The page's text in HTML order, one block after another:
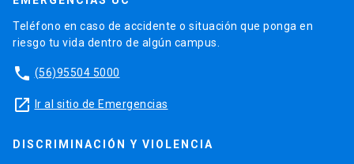
Teléfono en caso de accidente o situación que ponga en
riesgo tu vida dentro de algún campus.
phone (56)95504 5000
launch Ir al sitio de Emergencias
DISCRIMINACIÓN Y VIOLENCIA